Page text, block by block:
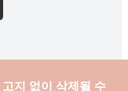
고지 없이 삭제될 수